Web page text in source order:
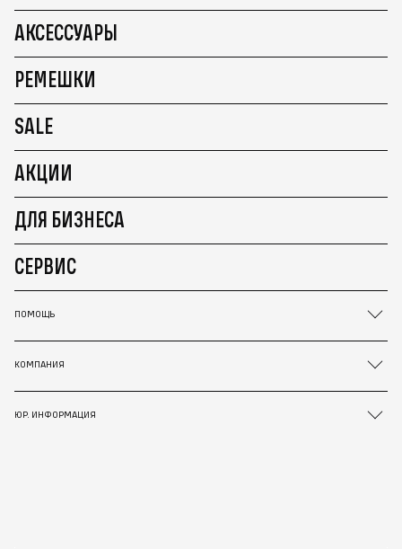
АКСЕССУАРЫ
РЕМЕШКИ
SALE
АКЦИИ
ДЛЯ БИЗНЕСА
СЕРВИС
ПОМОЩЬ
КОМПАНИЯ
ЮР. ИНФОРМАЦИЯ